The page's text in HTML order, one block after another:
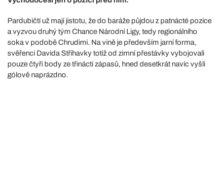
Pardubičtí už mají jistotu, že do baráže půjdou z patnácté pozice
a vyzvou druhý tým Chance Národní Ligy, tedy regionálního
soka v podobě Chrudimi. Na vině je především jarní forma,
svěřenci Davida Střihavky totiž od zimní přestávky vybojovali
pouze čtyři body ze třinácti zápasů, hned desetkrát navíc vyšli
gólově naprázdno.